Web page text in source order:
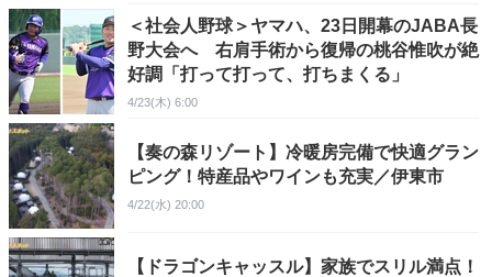
​＜社会人野球＞ヤマハ、23日開幕のJABA長
野大会へ 右肩手術から復帰の桃谷惟吹が絶
好調「打って打って、打ちまくる」
4/23(木) 6:00
【奏の森リゾート】冷暖房完備で快適グラン
ピング！特産品やワインも充実／伊東市
4/22(水) 20:00
【ドラゴンキャッスル】家族でスリル満点！